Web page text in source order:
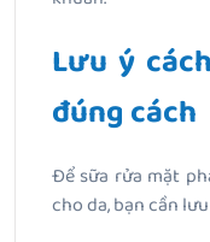
Lưu ý
đúng cách
Để sữa rửa mặt
cho da, bạn cần